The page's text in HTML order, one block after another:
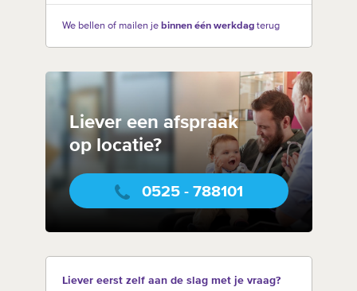
We bellen of mailen je binnen één werkdagterug
Liever een afspraak
op locatie?
0525 - 788101
Liever eerst zelf aan de slag met je vraag?